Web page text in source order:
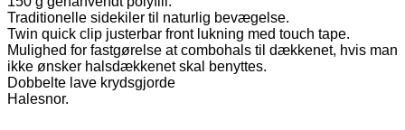
Traditionelle sidekiler til naturlig bevægelse.
Twin quick clip justerbar front lukning med touch tape.
Mulighed for fastgørelse at combohals til dækkenet, hvis man
ikke ønsker halsdækkenet skal benyttes.
Dobbelte lave krydsgjorde
Halesnor.